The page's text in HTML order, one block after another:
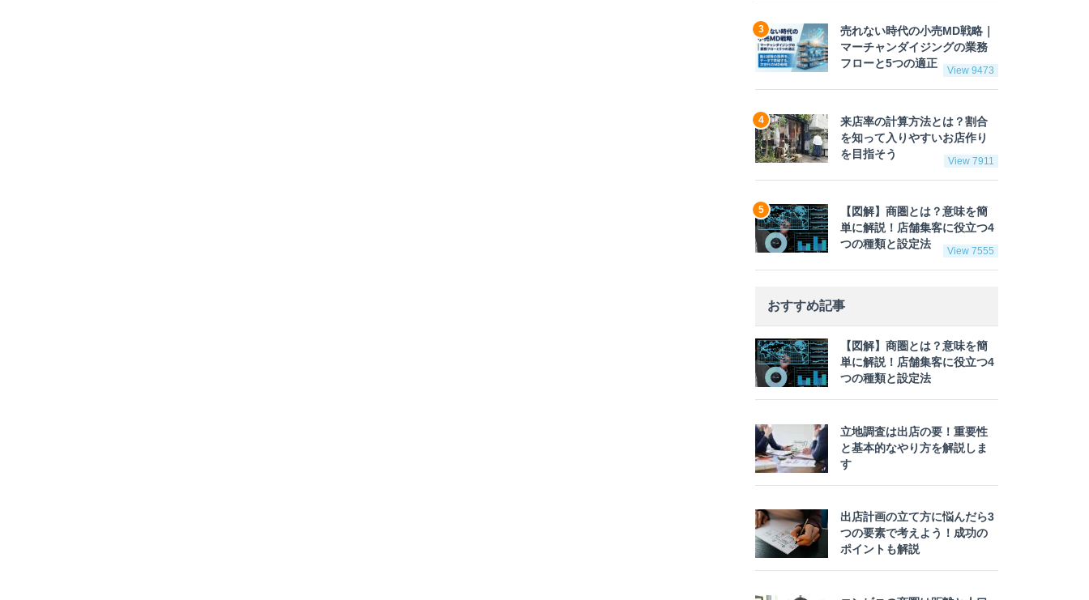
売れない時代の小売MD戦略｜
マーチャンダイジングの業務
フローと5つの適正
View 9473
来店率の計算方法とは？割合
を知って入りやすいお店作り
を目指そう
View 7911
【図解】商圏とは？意味を簡
単に解説！店舗集客に役立つ4
つの種類と設定法
View 7555
おすすめ記事
【図解】商圏とは？意味を簡
単に解説！店舗集客に役立つ4
つの種類と設定法
立地調査は出店の要！重要性
と基本的なやり方を解説しま
す
出店計画の立て方に悩んだら3
つの要素で考えよう！成功の
ポイントも解説